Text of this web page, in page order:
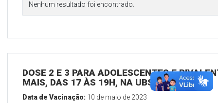
Nenhum resultado foi encontrado.
DOSE 2 E 3 PARA ADOLESCENTES E
MAIS, DAS 17 ÀS 19H, NA UBS SEDE
Data de Vacinação: 10 de maio de 2023